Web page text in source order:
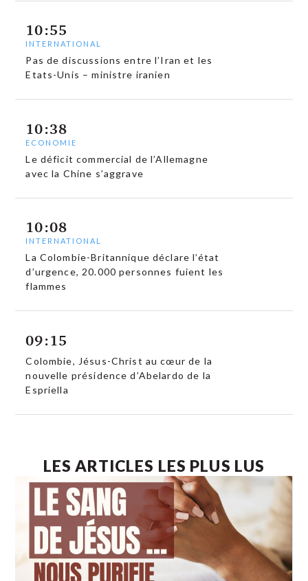
10:55
INTERNATIONAL
Pas de discussions entre l’Iran et les
Etats-Unis – ministre iranien
10:38
ECONOMIE
Le déficit commercial de l’Allemagne
avec la Chine s’aggrave
10:08
INTERNATIONAL
La Colombie-Britannique déclare l’état
d’urgence, 20.000 personnes fuient les
flammes
09:15
Colombie, Jésus-Christ au cœur de la
nouvelle présidence d’Abelardo de la
Espriella
LES ARTICLES LES PLUS LUS